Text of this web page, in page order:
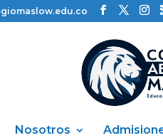
Nosotros